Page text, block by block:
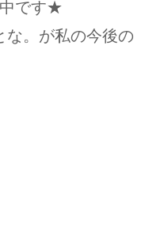
です★
な。が私の今後の